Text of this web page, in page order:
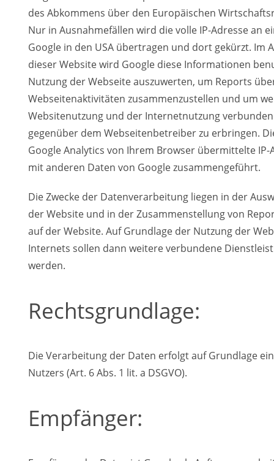
des Abkommens über den Europäischen
Nur in Ausnahmefällen wird die volle IP-Adresse an
Google in den USA übertragen und dort gekürzt. Im
dieser Website wird Google diese Informationen
Nutzung der Webseite auszuwerten, um Reports
Webseitenaktivitäten zusammenzustellen und um
Websitenutzung und der Internetnutzung
gegenüber dem Webseitenbetreiber zu erbringen.
Google Analytics von Ihrem Browser übermittelte
mit anderen Daten von Google zusammengeführt.
Die Zwecke der Datenverarbeitung liegen in der
der Website und in der Zusammenstellung von
auf der Website. Auf Grundlage der Nutzung der
Internets sollen dann weitere verbundene
werden.
Rechtsgrundlage:
Die Verarbeitung der Daten erfolgt auf Grundlage
Nutzers (Art. 6 Abs. 1 lit. a DSGVO).
Empfänger: